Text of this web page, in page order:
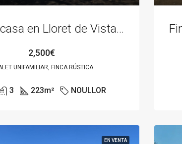
Alquiler casa en Lloret de Vistalegre
2,500€
UNIFAMILIAR, FINCA RÚSTICA
3 223m² NOULLOR
EN VENTA